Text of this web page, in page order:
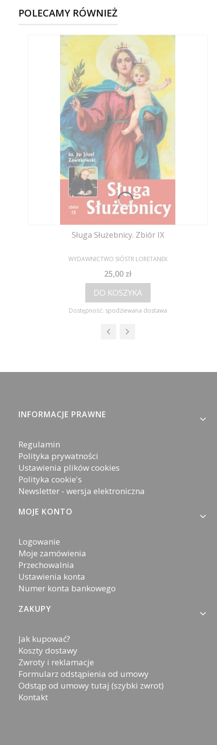
POLECAMY RÓWNIEŻ
Sługa Służebnicy. Zbiór IX
PRODUCENT
WYDAWNICTWO SIÓSTR LORETANEK
Cena
25,00 zł
DO KOSZYKA
Dostępność: spodziewana dostawa
Linki w stopce
INFORMACJE PRAWNE
Regulamin
Polityka prywatności
Ustawienia plików cookies
Polityka cookie's
Newsletter - wersja elektroniczna
MOJE KONTO
Logowanie
Moje zamówienia
Przechowalnia
Ustawienia konta
Numer konta bankowego
ZAKUPY
Jak kupować?
Koszty dostawy
Zwroty i reklamacje
Formularz odstąpienia od umowy
Odstąp od umowy tutaj (szybki zwrot)
Kontakt